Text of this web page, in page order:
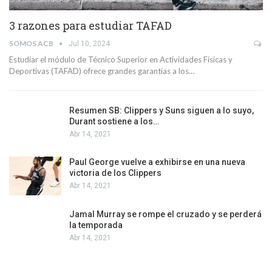
3 razones para estudiar TAFAD
SOMOS ACB Jul 10, 2024
Estudiar el módulo de Técnico Superior en Actividades Físicas y
Deportivas (TAFAD) ofrece grandes garantías a los…
Resumen SB: Clippers y Suns siguen a lo suyo,
Durant sostiene a los…
Abr 14, 2021
Paul George vuelve a exhibirse en una nueva
victoria de los Clippers
Abr 14, 2021
Jamal Murray se rompe el cruzado y se perderá
la temporada
Abr 14, 2021